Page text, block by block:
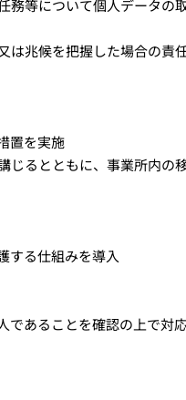
務等について個人データの
は兆候を把握した場合の責
置を実施
じるとともに、事業所内の
する仕組みを導入
あることを確認の上で対応